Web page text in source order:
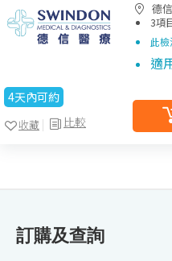
4天內可約
比較
收藏
德
3項
此
適
訂購及查詢